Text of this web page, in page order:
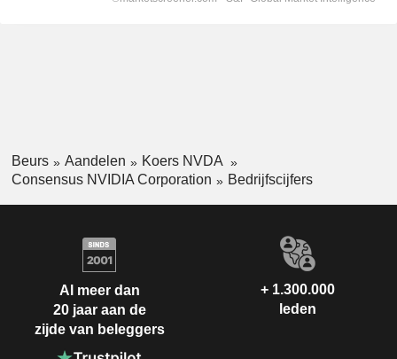
Beurs Aandelen
Koers NVDA
Consensus NVIDIA Corporation
Bedrijfscijfers
Al meer dan
20 jaar aan de
zijde van beleggers
+ 1.300.000
leden